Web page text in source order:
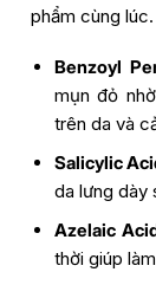
phẩm cùng lúc.
Benzoyl
mụn đỏ
trên da và
Salicylic
da lưng dày
Azelaic
thời giúp